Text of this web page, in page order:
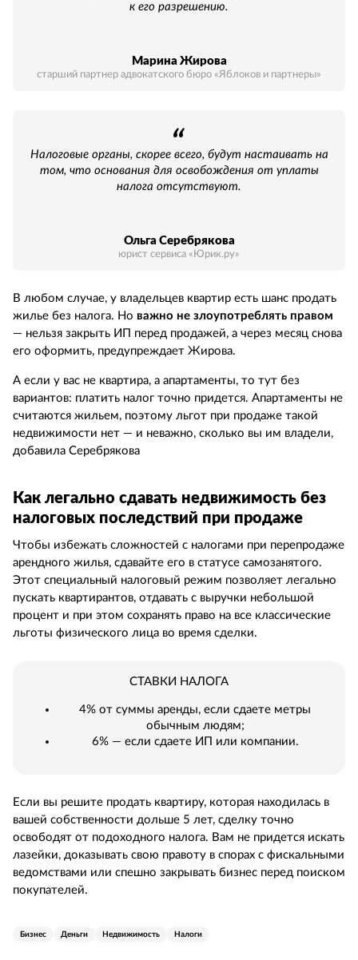
к его разрешению.
Марина Жирова
старший партнер адвокатского бюро «Яблоков и партнеры»
Налоговые органы, скорее всего, будут настаивать на
том, что основания для освобождения от уплаты
налога отсутствуют.
Ольга Серебрякова
юрист сервиса «Юрик.ру»
В любом случае, у владельцев квартир есть шанс продать
жилье без налога. Но важно не злоупотреблять правом
— нельзя закрыть ИП перед продажей, а через месяц снова
его оформить, предупреждает Жирова.
А если у вас не квартира, а апартаменты, то тут без
вариантов: платить налог точно придется. Апартаменты не
считаются жильем, поэтому льгот при продаже такой
недвижимости нет — и неважно, сколько вы им владели,
добавила Серебрякова
Как легально сдавать недвижимость без
налоговых последствий при продаже
Чтобы избежать сложностей с налогами при перепродаже
арендного жилья, сдавайте его в статусе самозанятого.
Этот специальный налоговый режим позволяет легально
пускать квартирантов, отдавать с выручки небольшой
процент и при этом сохранять право на все классические
льготы физического лица во время сделки.
СТАВКИ НАЛОГА
4% от суммы аренды, если сдаете метры
обычным людям;
6% — если сдаете ИП или компании.
Если вы решите продать квартиру, которая находилась в
вашей собственности дольше 5 лет, сделку точно
освободят от подоходного налога. Вам не придется искать
лазейки, доказывать свою правоту в спорах с фискальными
ведомствами или спешно закрывать бизнес перед поиском
покупателей.
Бизнес Деньги Недвижимость Налоги